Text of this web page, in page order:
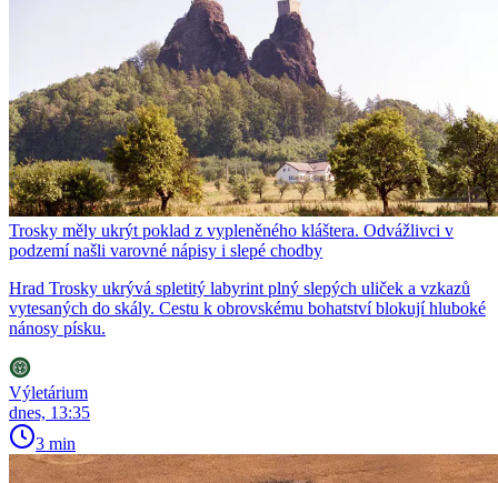
Trosky měly ukrýt poklad z vypleněného kláštera. Odvážlivci v
podzemí našli varovné nápisy i slepé chodby
Hrad Trosky ukrývá spletitý labyrint plný slepých uliček a vzkazů
vytesaných do skály. Cestu k obrovskému bohatství blokují hluboké
nánosy písku.
Výletárium
dnes, 13:35
3 min